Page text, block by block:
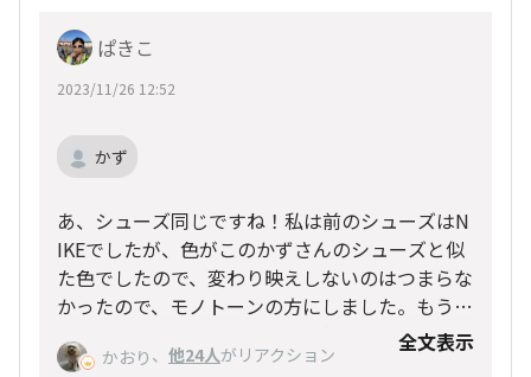
ぱきこ
2023/11/26 12:52
かず
あ、シューズ同じですね！私は前のシューズはN
IKEでしたが、色がこのかずさんのシューズと似
た色でしたので、変わり映えしないのはつまらな
かったので、モノトーンの方にしました。もう一
色はかなり目立つカラリングで好みでなく。それ
もあってこのようなナチュラルなコーデになりま
かおり 、 他24人がリアクション 全文表示